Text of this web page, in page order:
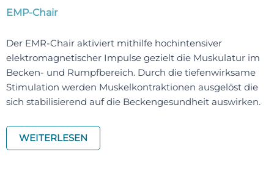
EMP-Chair
Der EMR-Chair aktiviert mithilfe hochintensiver
elektromagnetischer Impulse gezielt die Muskulatur im
Becken- und Rumpfbereich. Durch die tiefenwirksame
Stimulation werden Muskelkontraktionen ausgelöst die
sich stabilisierend auf die Beckengesundheit auswirken.
WEITERLESEN